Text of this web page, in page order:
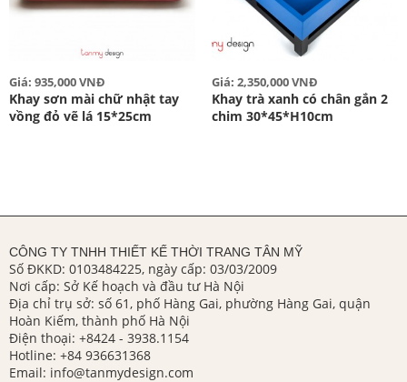
Giá: 935,000 VNĐ
Khay sơn mài chữ nhật tay
vồng đỏ vẽ lá 15*25cm
Giá: 2,350,000 VNĐ
Khay trà xanh có chân gắn 2
chim 30*45*H10cm
CÔNG TY TNHH THIẾT KẾ THỜI TRANG TÂN MỸ
Số ĐKKD: 0103484225, ngày cấp: 03/03/2009
Nơi cấp: Sở Kế hoạch và đầu tư Hà Nội
Địa chỉ trụ sở: số 61, phố Hàng Gai, phường Hàng Gai, quận
Hoàn Kiếm, thành phố Hà Nội
Điện thoại: +8424 - 3938.1154
Hotline: +84 936631368
Email: info@tanmydesign.com